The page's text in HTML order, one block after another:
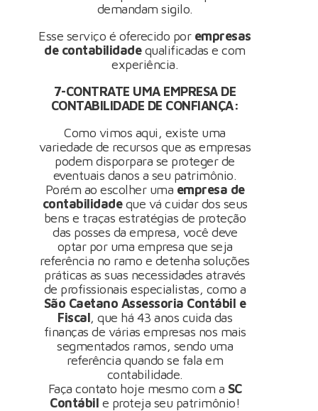
demandam sigilo.
Esse serviço é oferecido por empresas
de contabilidadequalificadas e com
experiência.
7-CONTRATE UMA EMPRESA DE
CONTABILIDADE DE CONFIANÇA:
Como vimos aqui, existe uma
variedade de recursos que as empresas
podem disporpara se proteger de
eventuais danos a seu patrimônio.
Porém ao escolher uma empresa de
contabilidadeque vá cuidar dos seus
bens e traças estratégias de proteção
das posses da empresa, você deve
optar por uma empresa que seja
referência no ramo e detenha soluções
práticas as suas necessidades através
de profissionais especialistas, como a
São Caetano Assessoria Contábil e
Fiscal, que há 43 anos cuida das
finanças de várias empresas nos mais
segmentados ramos, sendo uma
referência quando se fala em
contabilidade.
Faça contato hoje mesmo com a SC
Contábil e proteja seu patrimônio!